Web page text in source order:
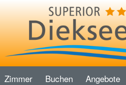
Zimmer Buchen Angebote